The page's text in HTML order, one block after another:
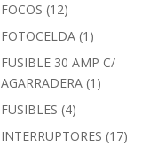
FOCOS (12)
FOTOCELDA (1)
FUSIBLE 30 AMP C/
AGARRADERA (1)
FUSIBLES (4)
INTERRUPTORES (17)